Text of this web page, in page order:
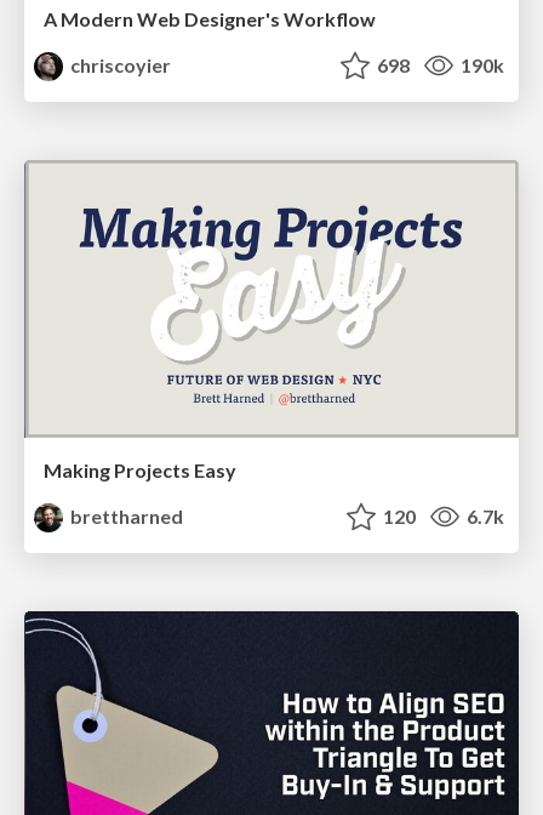
A Modern Web Designer's Workflow
chriscoyier
698 190k
Making Projects Easy
brettharned
120 6.7k